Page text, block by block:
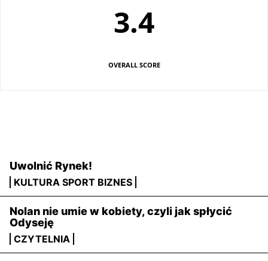
Uwolnić Rynek!
KULTURA SPORT BIZNES
Nolan nie umie w kobiety, czyli jak spłycić
Odyseję
CZYTELNIA
3.4
OVERALL SCORE